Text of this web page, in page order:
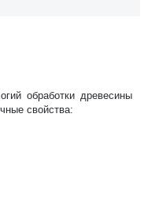
обработки древесины
свойства: